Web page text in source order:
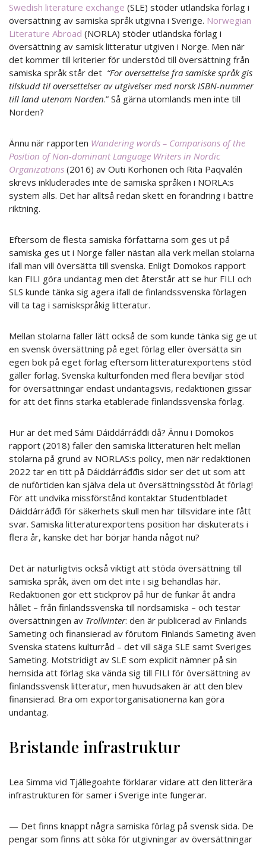
Swedish literature exchange (SLE) stöder utländska förlag i
översättning av samiska språk utgivna i Sverige. Norwegian
Literature Abroad (NORLA) stöder utländska förlag i
översättning av samisk litteratur utgiven i Norge. Men när
det kommer till kriterier för understöd till översättning från
samiska språk står det “For oversettelse fra samiske språk gis
tilskudd til oversettelser av utgivelser med norsk ISBN-nummer
till land utenom Norden.” Så gärna utomlands men inte till
Norden?
Ännu när rapporten Wandering words – Comparisons of the
Position of Non-dominant Language Writers in Nordic
Organizations (2016) av Outi Korhonen och Rita Paqvalén
skrevs inkluderades inte de samiska språken i NORLA:s
system alls. Det har alltså redan skett en förändring i bättre
riktning.
Eftersom de flesta samiska författarna som ges ut på
samiska ges ut i Norge faller nästan alla verk mellan stolarna
ifall man vill översätta till svenska. Enligt Domokos rapport
kan FILI göra undantag men det återstår att se hur FILI och
SLS kunde tänka sig agera ifall de finlandssvenska förlagen
vill ta tag i samiskspråkig litteratur.
Mellan stolarna faller lätt också de som kunde tänka sig ge ut
en svensk översättning på eget förlag eller översätta sin
egen bok på eget förlag eftersom litteraturexportens stöd
gäller förlag. Svenska kulturfonden med flera beviljar stöd
för översättningar endast undantagsvis, redaktionen gissar
för att det finns starka etablerade finlandssvenska förlag.
Hur är det med Sámi Dáiddárráđđi då? Ännu i Domokos
rapport (2018) faller den samiska litteraturen helt mellan
stolarna på grund av NORLAS:s policy, men när redaktionen
2022 tar en titt på Dáiddárráđđis sidor ser det ut som att
de nuförtiden kan själva dela ut översättningsstöd åt förlag!
För att undvika missförstånd kontaktar Studentbladet
Dáiddárráđđi för säkerhets skull men har tillsvidare inte fått
svar. Samiska litteraturexportens position har diskuterats i
flera år, kanske det har börjar hända något nu?
Det är naturligtvis också viktigt att stöda översättning till
samiska språk, även om det inte i sig behandlas här.
Redaktionen gör ett stickprov på hur de funkar åt andra
hållet – från finlandssvenska till nordsamiska – och testar
översättningen av Trollvinter: den är publicerad av Finlands
Sameting och finansierad av förutom Finlands Sameting även
Svenska statens kulturråd – det vill säga SLE samt Sveriges
Sameting. Motstridigt av SLE som explicit nämner på sin
hemsida att förlag ska vända sig till FILI för översättning av
finlandssvensk litteratur, men huvudsaken är att den blev
finansierad. Bra om exportorganisationerna kan göra
undantag.
Bristande infrastruktur
Lea Simma vid Tjállegoahte förklarar vidare att den litterära
infrastrukturen för samer i Sverige inte fungerar.
— Det finns knappt några samiska förlag på svensk sida. De
pengar som finns att söka för utgivningar av översättningar